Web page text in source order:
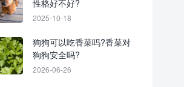
性格好不好?
2025-10-18
狗狗可以吃香菜吗?香菜对
狗狗安全吗?
2026-06-26